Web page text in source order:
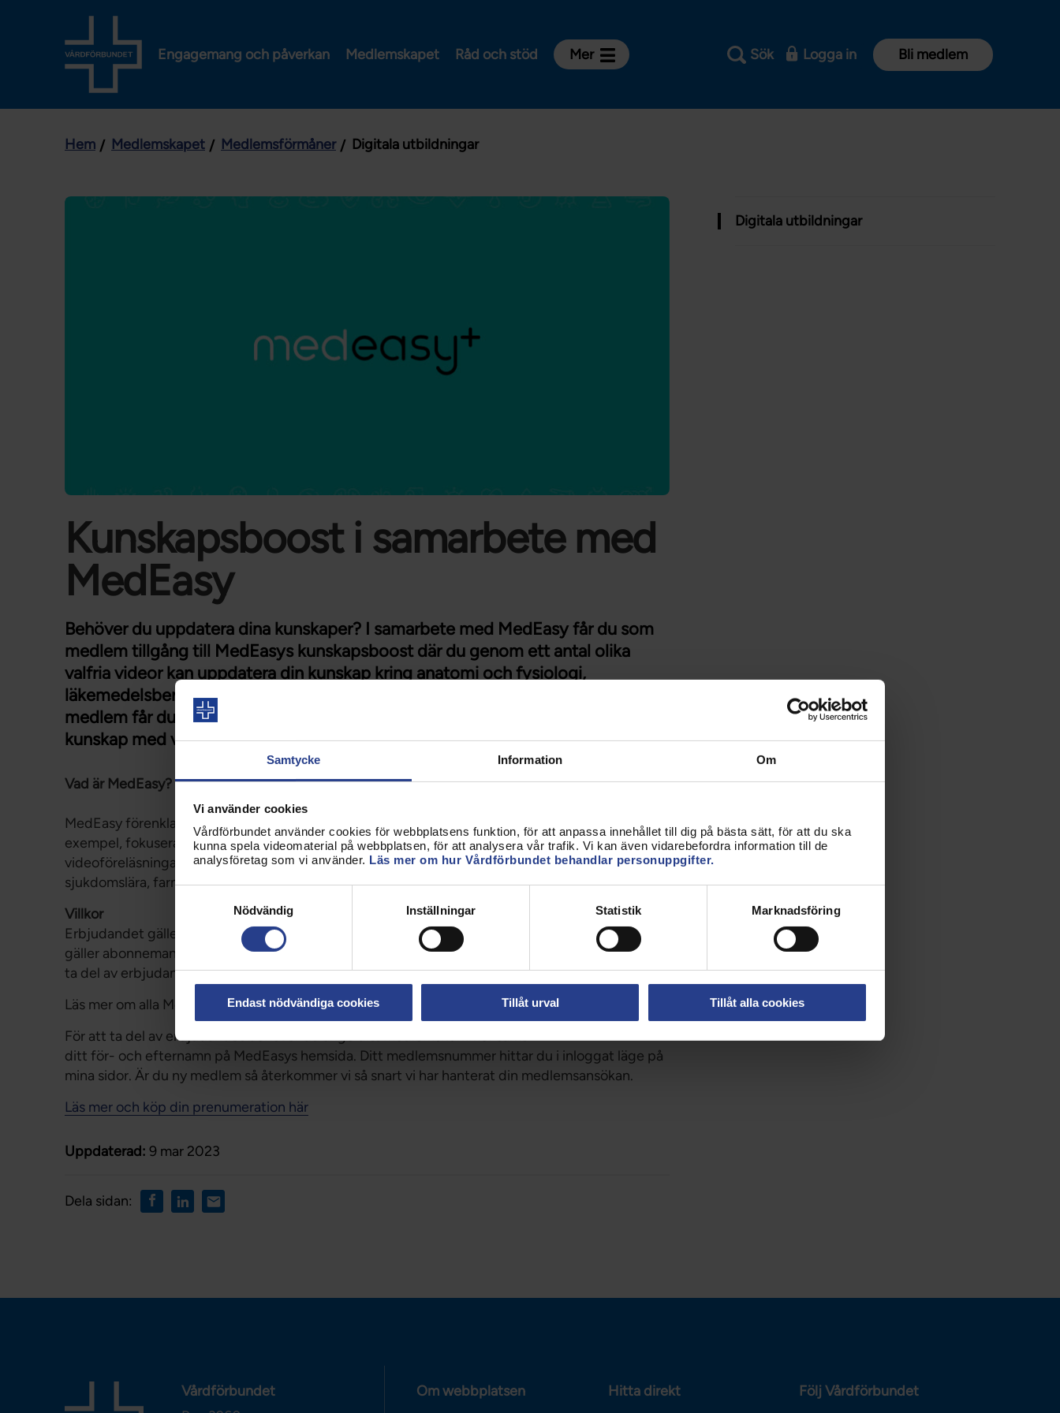
Samtycke Information Om
Vi använder cookies
Vårdförbundet använder cookies för webbplatsens funktion, för att anpassa innehållet till dig på bästa sätt, för att du ska
kunna spela videomaterial på webbplatsen, för att analysera vår trafik. Vi kan även vidarebefordra information till de
analysföretag som vi använder. Läs mer om hur Vårdförbundet behandlar personuppgifter.
Nödvändig
Inställningar Statistik Marknadsföring
Endast nödvändiga cookies Tillåt urval Tillåt alla cookies
Engagemang och påverkan Medlemskapet Råd och stöd Mer
Om Vårdförbundet
Aktiviteter och utbildningar
Biomedicinsk analytiker
Förtroendevald
Sök Logga in Bli medlem
Hem Medlemskapet Medlemsförmåner Digitala utbildningar
Digitala utbildningar
Kunskapsboost i samarbete med
MedEasy
Behöver du uppdatera dina kunskaper? I samarbete med MedEasy får du som
medlem tillgång till MedEasys kunskapsboost där du genom ett antal olika
valfria videor kan uppdatera din kunskap kring anatomi och fysiologi,
läkemedelsberäkning, sjukdomslära samt EKG och en massa annat. Som
medlem får du 30 procent rabatt vid köp av kunskapsboost. Boosta din
kunskap med videoföreläsningar!
Vad är MedEasy?
MedEasy förenklar komplicerade ämnen med lättförståeliga förklaringar, skisser och konkreta
exempel, fokuserar på fakta och presenterar detta med en stor portion humor. Här hittar du
videoföreläsningar inom anatomi, fysiologi, läkemedelsberäkning, EKG samt en hel del
sjukdomslära, farmakologi och en massa annat.
Villkor
Erbjudandet gäller alla medlemmar och kan inte kombineras med övriga rabatter. Erbjudandet
gäller abonnemangen ”Kunskapsboost” eller ”Månad”. Du behöver ditt medlemsnummer för att
ta del av erbjudandet.
Läs mer om alla MedEasys tjänsterhär.
För att ta del av erbjudandet behöver du ange ditt medlemsnummer samt
ditt för- och efternamn på MedEasys hemsida. Ditt medlemsnummer hittar du i inloggat läge på
mina sidor. Är du ny medlem så återkommer vi så snart vi har hanterat din medlemsansökan.
Läs mer och köp din prenumeration här
Uppdaterad: 9 mar 2023
Dela sidan:
Vårdförbundet
Om webbplatsen Hitta direkt Följ Vårdförbundet